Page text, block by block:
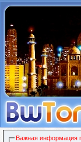
Важная информация